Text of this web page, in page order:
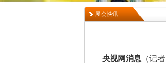
展会快讯
央视网消息 （记者